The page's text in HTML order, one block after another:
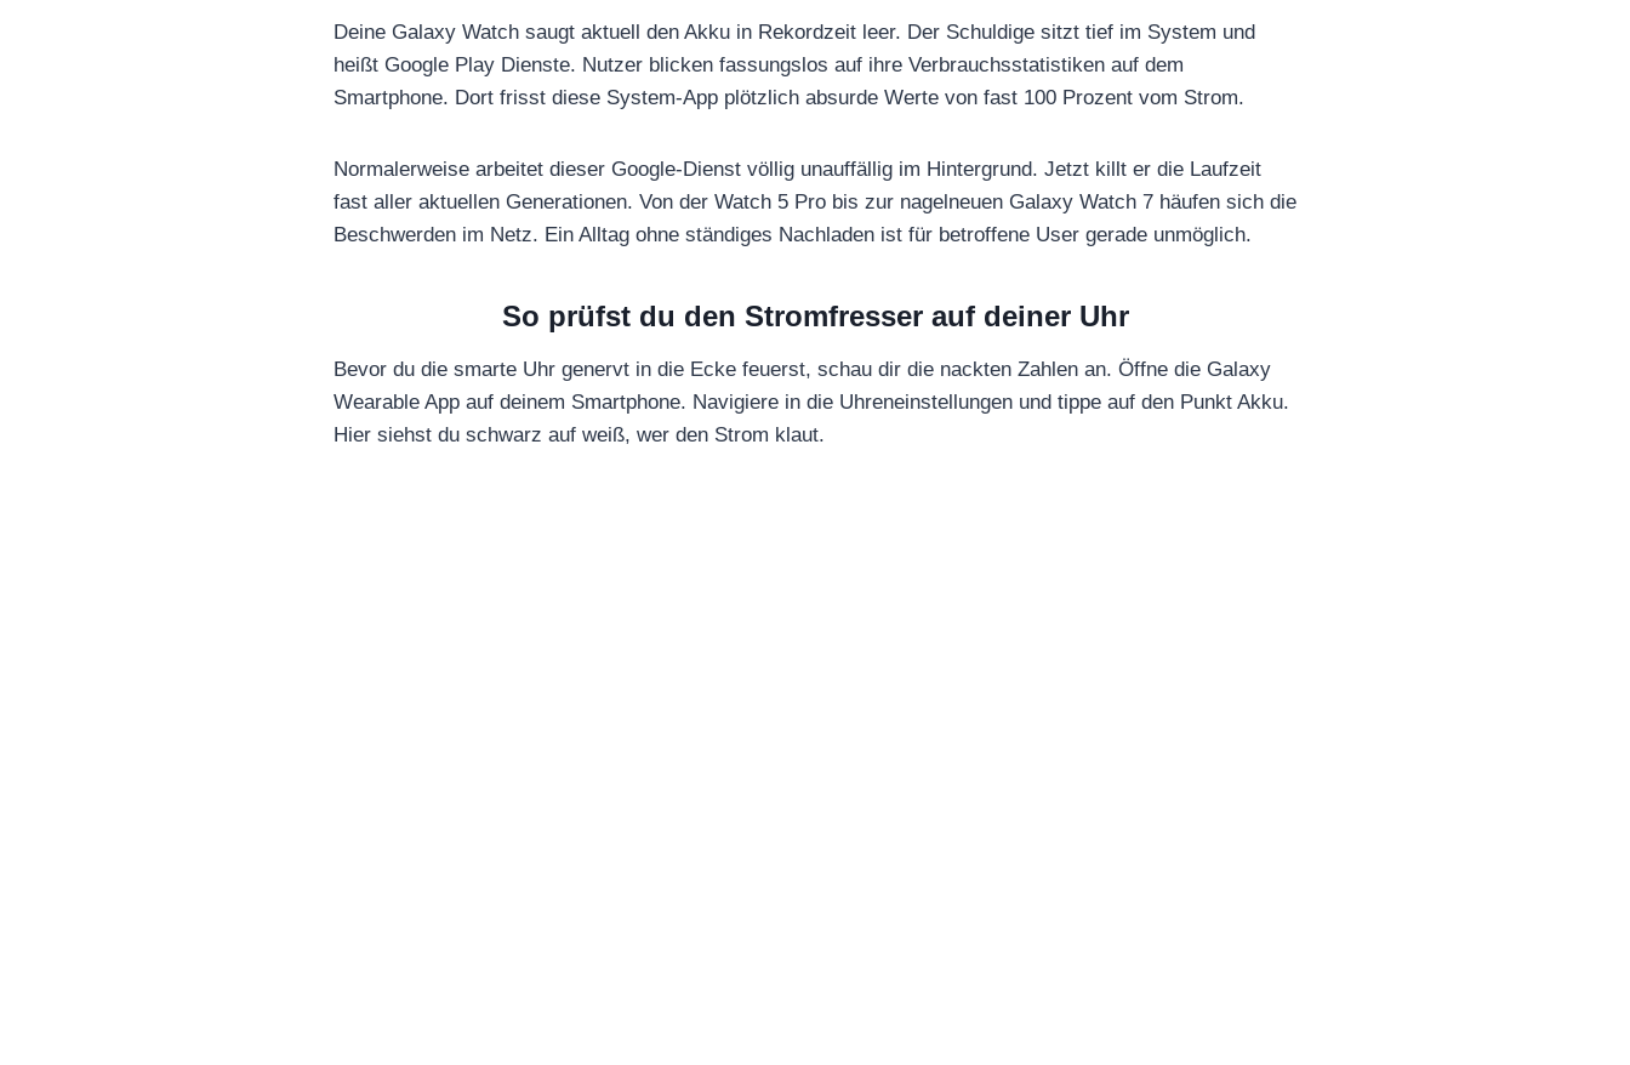
Deine Galaxy Watch saugt aktuell den Akku in Rekordzeit leer. Der Schuldige sitzt tief im System und
heißt Google Play Dienste. Nutzer blicken fassungslos auf ihre Verbrauchsstatistiken auf dem
Smartphone. Dort frisst diese System-App plötzlich absurde Werte von fast 100 Prozent vom Strom.
Normalerweise arbeitet dieser Google-Dienst völlig unauffällig im Hintergrund. Jetzt killt er die Laufzeit
fast aller aktuellen Generationen. Von der Watch 5 Pro bis zur nagelneuen Galaxy Watch 7 häufen sich die
Beschwerden im Netz. Ein Alltag ohne ständiges Nachladen ist für betroffene User gerade unmöglich.
So prüfst du den Stromfresser auf deiner Uhr
Bevor du die smarte Uhr genervt in die Ecke feuerst, schau dir die nackten Zahlen an. Öffne die Galaxy
Wearable App auf deinem Smartphone. Navigiere in die Uhreneinstellungen und tippe auf den Punkt Akku.
Hier siehst du schwarz auf weiß, wer den Strom klaut.